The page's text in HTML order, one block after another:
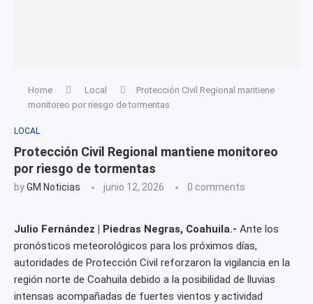
Home Local
Protección Civil Regional mantiene
monitoreo por riesgo de tormentas
LOCAL
Protección Civil Regional mantiene monitoreo
por riesgo de tormentas
byGM Noticias junio 12, 2026 0 comments
Julio Fernández | Piedras Negras, Coahuila.- Ante los
pronósticos meteorológicos para los próximos días,
autoridades de Protección Civil reforzaron la vigilancia en la
región norte de Coahuila debido a la posibilidad de lluvias
intensas acompañadas de fuertes vientos y actividad